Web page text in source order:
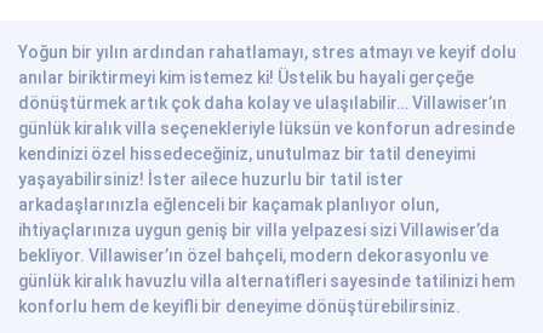
Yoğun bir yılın ardından rahatlamayı, stres atmayı ve keyif dolu
anılar biriktirmeyi kim istemez ki! Üstelik bu hayali gerçeğe
dönüştürmek artık çok daha kolay ve ulaşılabilir… Villawiser’ın
günlük kiralık villa seçenekleriyle lüksün ve konforun adresinde
kendinizi özel hissedeceğiniz, unutulmaz bir tatil deneyimi
yaşayabilirsiniz! İster ailece huzurlu bir tatil ister
arkadaşlarınızla eğlenceli bir kaçamak planlıyor olun,
ihtiyaçlarınıza uygun geniş bir villa yelpazesi sizi Villawiser’da
bekliyor. Villawiser’ın özel bahçeli, modern dekorasyonlu ve
günlük kiralık havuzlu villa alternatifleri sayesinde tatilinizi hem
konforlu hem de keyifli bir deneyime dönüştürebilirsiniz.